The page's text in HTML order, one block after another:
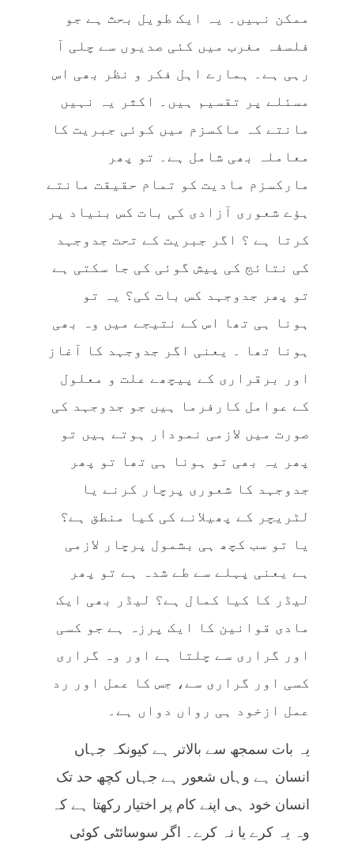
ممکن نہیں۔ یہ ایک طویل بحث ہے جو
فلسفہ مغرب میں کئی صدیوں سے چلی آ
رہی ہے۔ ہمارے اہل فکر و نظر بھی اس
مسئلے پر تقسیم ہیں۔ اکثر یہ نہیں
مانتے کہ ماکسزم میں کوئی جبریت کا
معاملہ بھی شامل ہے۔ تو پھر
مارکسزم مادیت کو تمام حقیقت مانتے
ہؤے شعوری آزادی کی بات کس بنیاد پر
کرتا ہے ؟ اگر جبریت کے تحت جدوجہد
کی نتائج کی پیش گوئی کی جا سکتی ہے
تو پھر جدوجہد کس بات کی؟ یہ تو
ہونا ہی تھا اس کے نتیجے میں وہ بھی
ہونا تھا ۔ یعنی اگر جدوجہد کا آغاز
اور برقراری کے پیچھے علت و معلول
کے عوامل کارفرما ہیں جو جدوجہد کی
صورت میں لازمی نمودار ہوتے ہیں تو
پھر یہ بھی تو ہونا ہی تھا تو پھر
جدوجہد کا شعوری پرچار کرنے یا
لٹریچر کے پھیلانے کی کیا منطق ہے؟
یا تو سب کچھ ہی بشمول پرچار لازمی
ہے یعنی پہلے سے طے شدہ ہے تو پھر
لیڈر کا کیا کمال ہے؟ لیڈر بھی ایک
مادی قوانین کا ایک پرزہ ہے جو کسی
اور گراری سے چلتا ہے اور وہ گراری
کسی اور گراری سے، جس کا عمل اور رد
عمل ازخود ہی رواں دواں ہے۔
یہ بات سمجھ سے بالاتر ہے کیونکہ جہاں
انسان ہے وہاں شعور ہے جہاں کچھ حد تک
انسان خود ہی اپنے کام پر اختیار رکھتا ہے کہ
وہ یہ کرے یا نہ کرے۔ اگر سوسائٹی کوئی